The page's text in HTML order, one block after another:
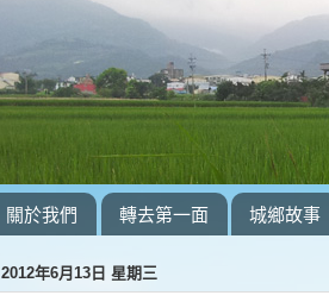
關於我們 轉去第一面 城鄉故事
2012年6月13日 星期三